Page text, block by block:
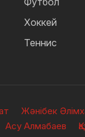
Хоккей
Теннис
Жәнібек
Асу Алмабаев